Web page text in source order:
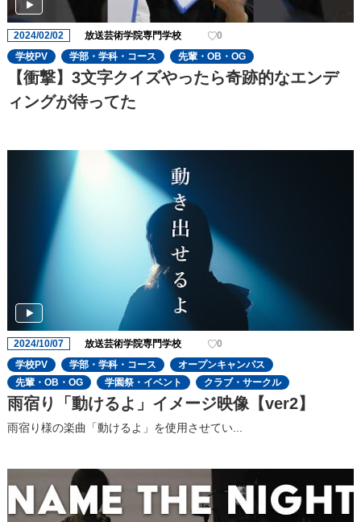
2024/02/02 放送芸術学院専門学校
0
学校PV
学部・学科・コース 先輩・OB・OG
【衝撃】3文字クイズやったら奇跡的なエンデ
ィングが待ってた
2024/10/07 放送芸術学院専門学校
0
学校PV
学部・学科・コース
オープンキャンパス
先輩・OB・OG
学園祭・イベント クラブ・サークル
雨宿り「動けるよ」イメージ映像【ver2】
雨宿り様の楽曲「動けるよ」を使用させてい...